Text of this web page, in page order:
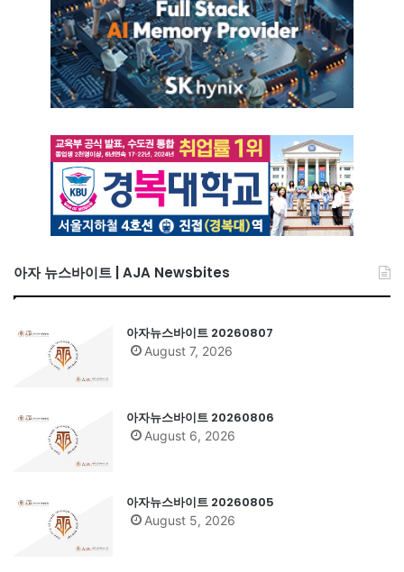
아자 뉴스바이트 | AJA Newsbites
아자뉴스바이트 20260807
August 7, 2026
아자뉴스바이트 20260806
August 6, 2026
아자뉴스바이트 20260805
August 5, 2026